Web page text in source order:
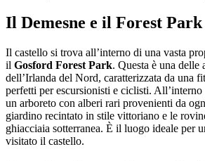
Il Demesne e il Forest Park
Il castello si trova all’interno di una vasta
il Gosford Forest Park. Questa è una delle
dell’Irlanda del Nord, caratterizzata da una
perfetti per escursionisti e ciclisti.
un arboreto con alberi rari provenienti da
giardino recintato in stile vittoriano e le
ghiacciaia sotterranea. È il luogo ideale per
visitato il castello.